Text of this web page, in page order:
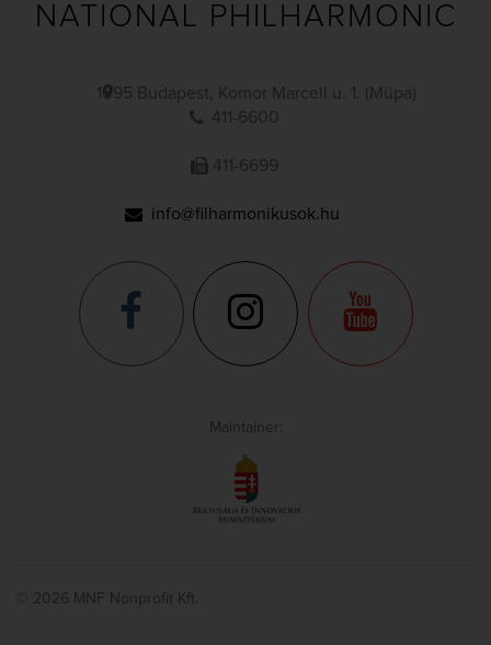
NATIONAL PHILHARMONIC
1095 Budapest, Komor Marcell u. 1. (Müpa)
411-6600
411-6699
info@filharmonikusok.hu
Maintainer:
© 2026 MNF Nonprofit Kft.